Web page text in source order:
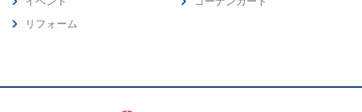
リフォーム